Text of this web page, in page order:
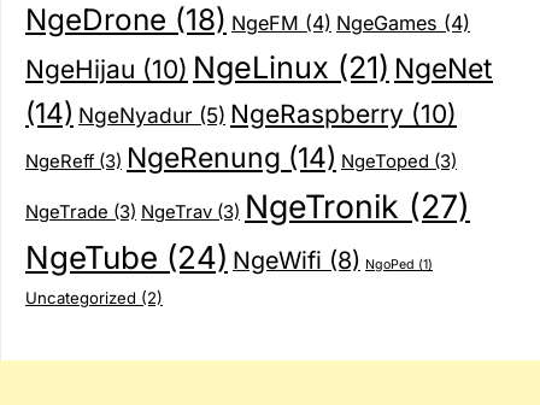
NgeDrone (18) NgeFM (4) NgeGames (4)
NgeHijau (10) NgeLinux (21) NgeNet
(14) NgeNyadur (5) NgeRaspberry (10)
NgeReff (3) NgeRenung (14) NgeToped (3)
NgeTrade (3) NgeTrav (3) NgeTronik (27)
NgeTube (24) NgeWifi (8) NgoPed (1)
Uncategorized (2)